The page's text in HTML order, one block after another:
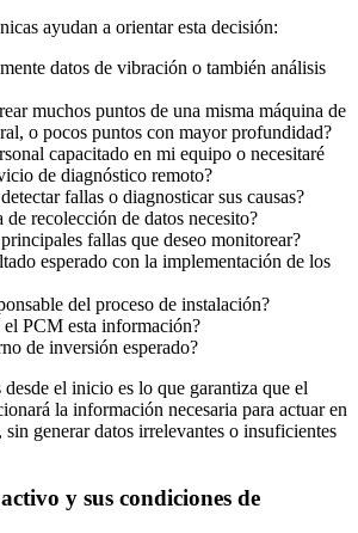
ayudan a orientar esta decisión:
datos de vibración o también análisis
muchos puntos de una misma máquina de
o pocos puntos con mayor profundidad?
capacitado en mi equipo o necesitaré
de diagnóstico remoto?
fallas o diagnosticar sus causas?
de recolección de datos necesito?
fallas que deseo monitorear?
esperado con la implementación de los
del proceso de instalación?
PCM esta información?
de inversión esperado?
el inicio es lo que garantiza que el
la información necesaria para actuar en
generar datos irrelevantes o insuficientes
y sus condiciones de